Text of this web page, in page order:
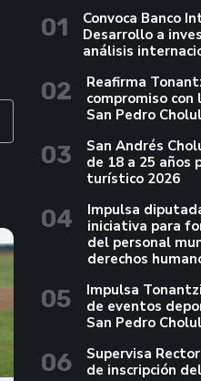
01
Convoca Banco
Desarrollo a
análisis
02
Reafirma
compromiso
San Pedro
03
San Andrés
de 18 a 25 años
turístico 2026
04
Impulsa
iniciativa para
del personal
derechos
05
Impulsa
de eventos
San Pedro
06
Supervisa
de inscripción